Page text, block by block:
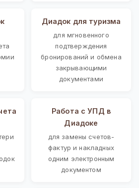
Диадок для туризма
для мгновенного
подтверждения
бронирований и обмена
закрывающими
документами
Работа с УПД в
Диадоке
для замены счетов-
фактур и накладных
одним электронным
документом